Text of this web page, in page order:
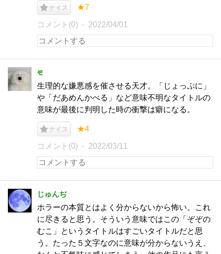
ナイス ★7
コメント(0) 2022/04/01
ቺ
生理的な嫌悪感を催させる天才。「じょっぷに」
や「だあめんかべる」など意味不明なタイトルの
意味が最後に判明した時の衝撃は癖になる。
ナイス ★4
コメント(0) 2022/03/11
じゅんぢ
ホラーの本質とはよく分からないから怖い。これ
に尽きると思う。そういう意味ではこの「ぞぞの
むこ」というタイトルはすごいタイトルだと思
う。たった５文字なのに意味が分からないうえ、